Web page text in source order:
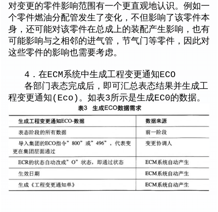
对变更的零件影响范围有一个更直观地认识。例如一
个零件燃油分配管发生了变化，不但影响了该零件本
身，还可能对该零件在总成上的装配产生影响，也有
可能影响与之相邻的进气管，节气门等零件，因此对
这些零件的影响也需要考虑。
4．在ECM系统中生成工程变更通知ECO
各部门表态完成后，即可汇总表态结果并生成工
程变更通知(Eco)。如表3所示是生成EC0的数据。